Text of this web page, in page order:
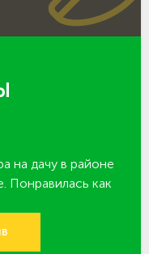
на дачу в районе
Понравилась как